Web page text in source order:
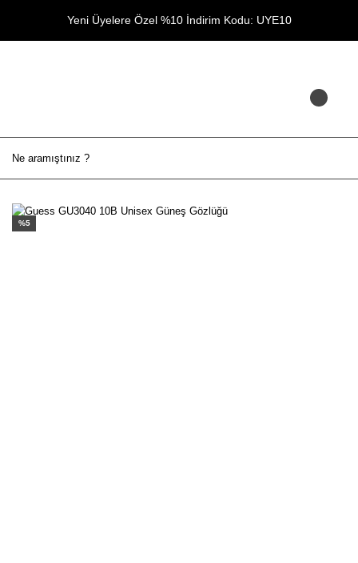
Yeni Üyelere Özel %10 İndirim Kodu: UYE10
%5